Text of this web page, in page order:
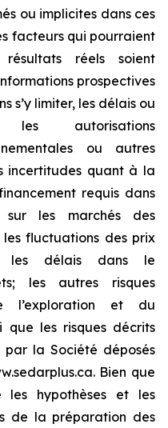
ou implicites dans ces
facteurs qui pourraient
réels soient
prospectives
s’y limiter, les délais ou
les autorisations
ou autres
incertitudes quant à la
requis dans
sur les marchés des
fluctuations des prix
les délais dans le
les autres risques
l’exploration et du
que les risques décrits
par la Société déposés
Bien que
les hypothèses et les
de la préparation des